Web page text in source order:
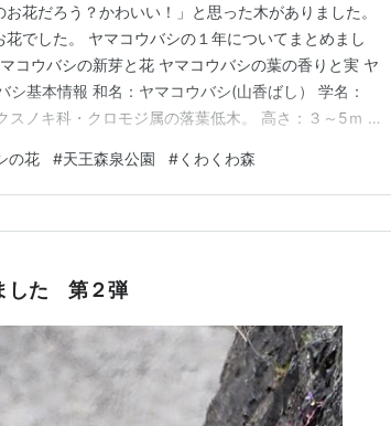
花だろう？かわいい！」と思った木がありました。
でした。 ヤマコウバシの１年についてまとめまし
コウバシの新芽と花 ヤマコウバシの葉の香りと実 ヤ
シ基本情報 和名：ヤマコウバシ(山香ばし） 学名：
ノキ科・クロモジ属の落葉低木。 高さ：３～5ｍ 分
り、枝を折ると特有のよい香りがすることから名付け
芽…
の花 #天王森泉公園 #くわくわ森
した 第２弾